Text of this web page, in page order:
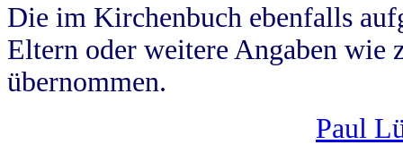
Die im Kirchenbuch ebenfalls
Eltern oder weitere Angaben wie
übernommen.
Paul